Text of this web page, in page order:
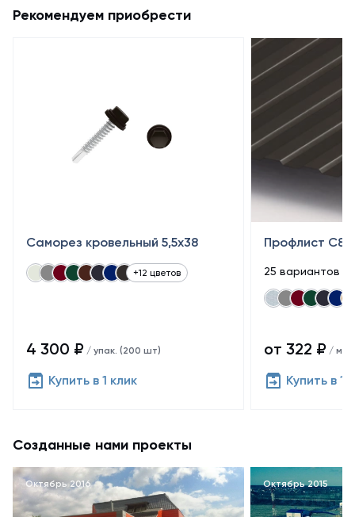
Рекомендуем приобрести
Саморез кровельный 5,5x38
+12 цветов
4 300 ₽ / упак. (200 шт)
Купить в 1 клик
Профлист С8
25 вариантов
от 322 ₽ / м²
Купить в 1
Созданные нами проекты
Октябрь 2016 Октябрь 2015